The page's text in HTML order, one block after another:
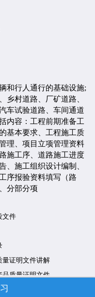
和行人通行的基础设施;
乡村道路、厂矿道路、
车试验道路、车间通道
内容：工程前期准备工
基本要求、工程施工质
理、项目立项管理资料
施工序、道路施工进度
、施工组织设计编制、
序报验资料填写（路
分部分项
文件
证明文件讲解
质量证明文件